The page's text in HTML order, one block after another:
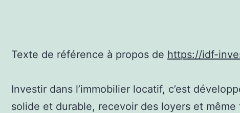
Texte de référence à propos de https://idf-
Investir dans l’immobilier locatif, c’est
solide et durable, recevoir des loyers et même